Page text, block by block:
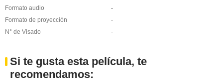
Formato audio
-
Formato de proyección
-
N° de Visado
-
Si te gusta esta película, te
recomendamos: